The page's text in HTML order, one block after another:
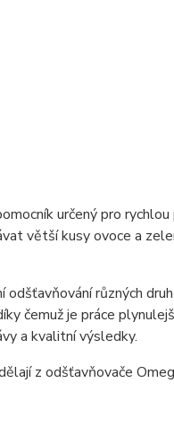
určený pro
větší kusy ovoce a
různých
čemuž je práce
a kvalitní výsledky.
z odšťavňovače